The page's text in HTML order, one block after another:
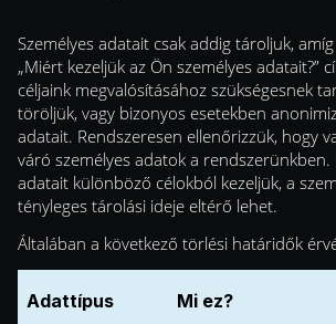
Személyes adatait csak addig tároljuk,
„Miért kezeljük az Ön személyes adatait?”
céljaink megvalósításához szükségesnek
töröljük, vagy bizonyos esetekben
adatait. Rendszeresen ellenőrizzük, hogy
váró személyes adatok a rendszerünkben.
adatait különböző célokból kezeljük, a
tényleges tárolási ideje eltérő lehet.
Általában a következő törlési határidők
Adattípus Mi ez?